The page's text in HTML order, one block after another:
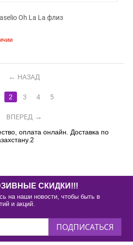
Oh La La флиз
НАЗАД
2 3 4 5
ВПЕРЕД
оплата онлайн. Доставка по
СКИДКИ!!!
на наши новости, чтобы быть в
и акций.
ПОДПИСАТЬСЯ